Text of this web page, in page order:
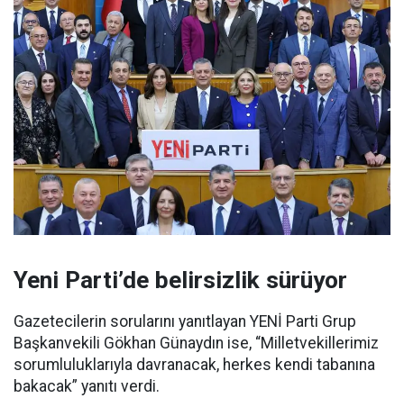
Yeni Parti’de belirsizlik sürüyor
Gazetecilerin sorularını yanıtlayan YENİ Parti Grup
Başkanvekili Gökhan Günaydın ise, “Milletvekillerimiz
sorumluluklarıyla davranacak, herkes kendi tabanına
bakacak” yanıtı verdi.